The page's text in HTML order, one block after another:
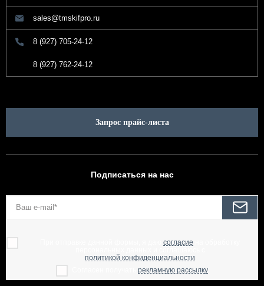
sales@tmskifpro.ru
8 (927) 705-24-12
8 (927) 762-24-12
Запрос прайс-листа
Подписаться на нас
согласие
политикой конфиденциальности
рекламную рассылку